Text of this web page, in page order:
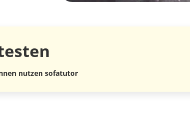
nutzen sofatutor